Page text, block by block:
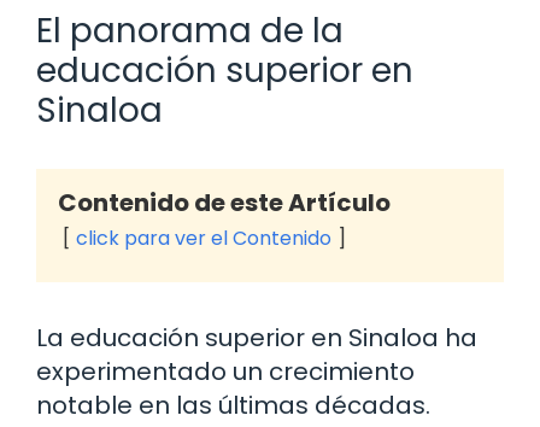
El panorama de la
educación superior en
Sinaloa
Contenido de este Artículo
click para ver el Contenido
La educación superior en Sinaloa ha
experimentado un crecimiento
notable en las últimas décadas.